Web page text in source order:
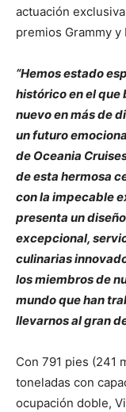
actuación
premios Grammy y
“Hemos estado
histórico en el
nuevo en más de
un futuro
de Oceania
de esta hermosa
con la impecable
presenta un
excepcional,
culinarias
los miembros de
mundo que han
llevarnos al gran
Con 791 pies (241
toneladas con
ocupación doble,